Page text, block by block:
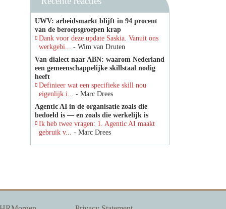
UWV: arbeidsmarkt blijft in 94 procent
van de beroepsgroepen krap
Dank voor deze update Saskia. Vanuit ons
werkgebi... - Wim van Druten
Van dialect naar ABN: waarom Nederland
een gemeenschappelijke skillstaal nodig
heeft
Definieer wat een specifieke skill nou
eigenlijk i... - Marc Drees
Agentic AI in de organisatie zoals die
bedoeld is — en zoals die werkelijk is
Ik heb twee vragen: 1. Agentic AI maakt
gebruik v... - Marc Drees